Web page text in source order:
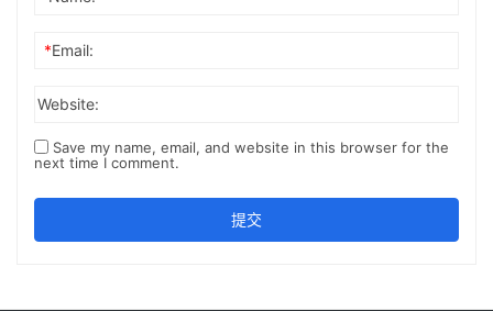
*Email:
Website:
Save my name, email, and website in this browser for the
next time I comment.
提交